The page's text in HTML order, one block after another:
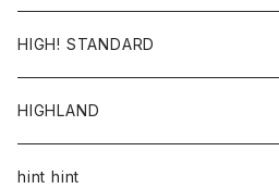
帽子
HIGH! STANDARD
アウター
ジャケット
トップス
HIGHLAND
帽子
hint hint